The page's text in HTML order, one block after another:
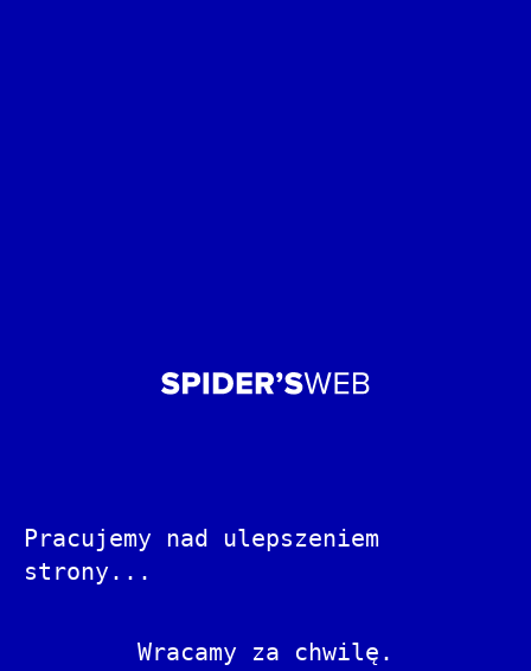
Pracujemy nad ulepszeniem
strony...
Wracamy za chwilę.